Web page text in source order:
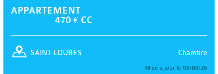
APPARTEMENT
470 € CC
Chambre
SAINT-LOUBES
Mise à jour le 08/08/26